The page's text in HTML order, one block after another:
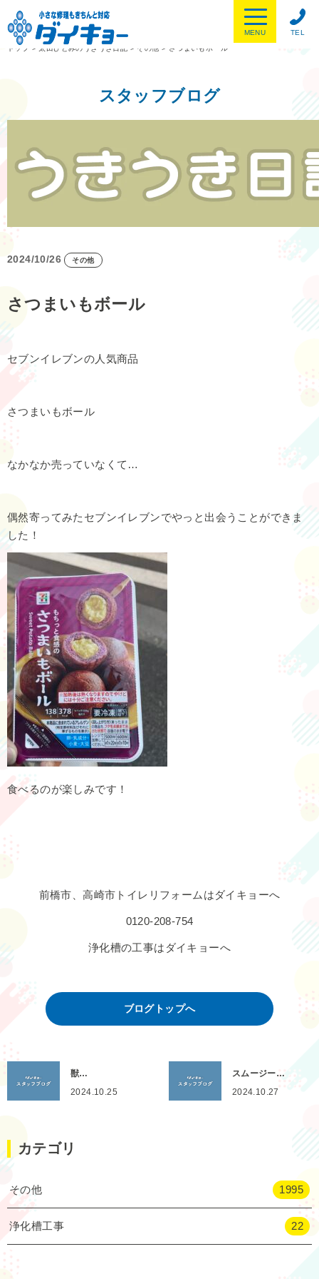
TEL
MENU
トップ
> 太田ひとみのうきうき日記 > その他 > さつまいもボール
スタッフブログ
2024/10/26 その他
さつまいもボール
セブンイレブンの人気商品
さつまいもボール
なかなか売っていなくて…
偶然寄ってみたセブンイレブンでやっと出会うことができま
した！
食べるのが楽しみです！
前橋市、高崎市トイレリフォームはダイキョーへ
0120-208-754
浄化槽の工事はダイキョーへ
ブログトップへ
獣…
2024.10.25
スムージー…
2024.10.27
カテゴリ
その他 1995
浄化槽工事 22